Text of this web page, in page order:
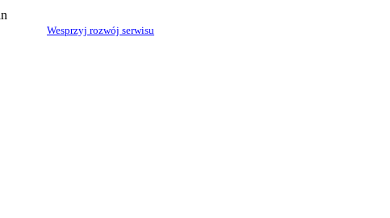
Wesprzyj rozwój serwisu